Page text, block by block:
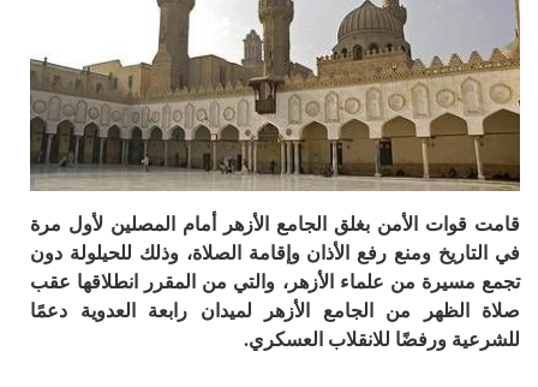
قامت قوات الأمن بغلق الجامع الأزهر أمام المصلين لأول مرة
في التاريخ ومنع رفع الأذان وإقامة الصلاة، وذلك للحيلولة دون
تجمع مسيرة من علماء الأزهر، والتي من المقرر انطلاقها عقب
صلاة الظهر من الجامع الأزهر لميدان رابعة العدوية دعمًا
للشرعية ورفضًا للانقلاب العسكري.